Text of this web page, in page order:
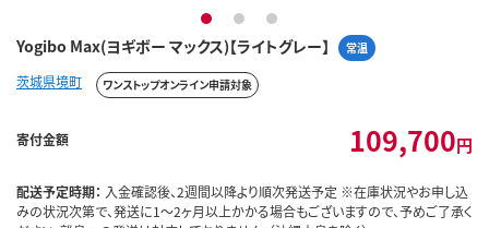
Yogibo Max(ヨギボー マックス)【ライトグレー】 常温
1 2 3
茨城県境町 ワンストップオンライン申請対象
寄付金額 109,700円
配送予定時期： 入金確認後、2週間以降より順次発送予定 ※在庫状況やお申し込
みの状況次第で、発送に1～2ヶ月以上かかる場合もございますので、予めご了承く